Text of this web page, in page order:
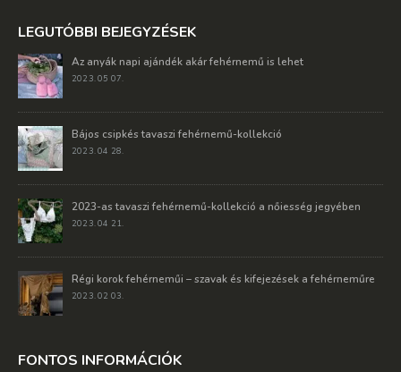
LEGUTÓBBI BEJEGYZÉSEK
Az anyák napi ajándék akár fehérnemű is lehet
2023. 05 07.
Bájos csipkés tavaszi fehérnemű-kollekció
2023. 04 28.
2023-as tavaszi fehérnemű-kollekció a nőiesség jegyében
2023. 04 21.
Régi korok fehérneműi – szavak és kifejezések a fehérneműre
2023. 02 03.
FONTOS INFORMÁCIÓK